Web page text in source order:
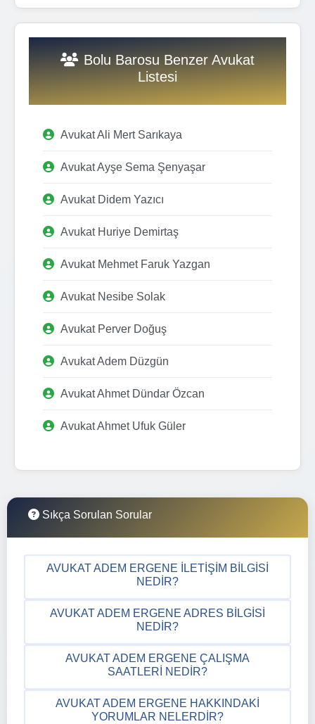
Bolu Barosu Benzer Avukat
Listesi
Avukat Ali Mert Sarıkaya
Avukat Ayşe Sema Şenyaşar
Avukat Didem Yazıcı
Avukat Huriye Demirtaş
Avukat Mehmet Faruk Yazgan
Avukat Nesibe Solak
Avukat Perver Doğuş
Avukat Adem Düzgün
Avukat Ahmet Dündar Özcan
Avukat Ahmet Ufuk Güler
Sıkça Sorulan Sorular
AVUKAT ADEM ERGENE İLETIŞIM BILGISI
NEDIR?
AVUKAT ADEM ERGENE ADRES BILGISI
NEDIR?
AVUKAT ADEM ERGENE ÇALIŞMA
SAATLERI NEDIR?
AVUKAT ADEM ERGENE HAKKINDAKI
YORUMLAR NELERDIR?